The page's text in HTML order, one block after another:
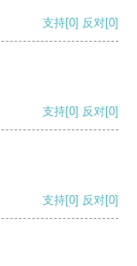
支持[0] 反对[0]
支持[0] 反对[0]
支持[0] 反对[0]